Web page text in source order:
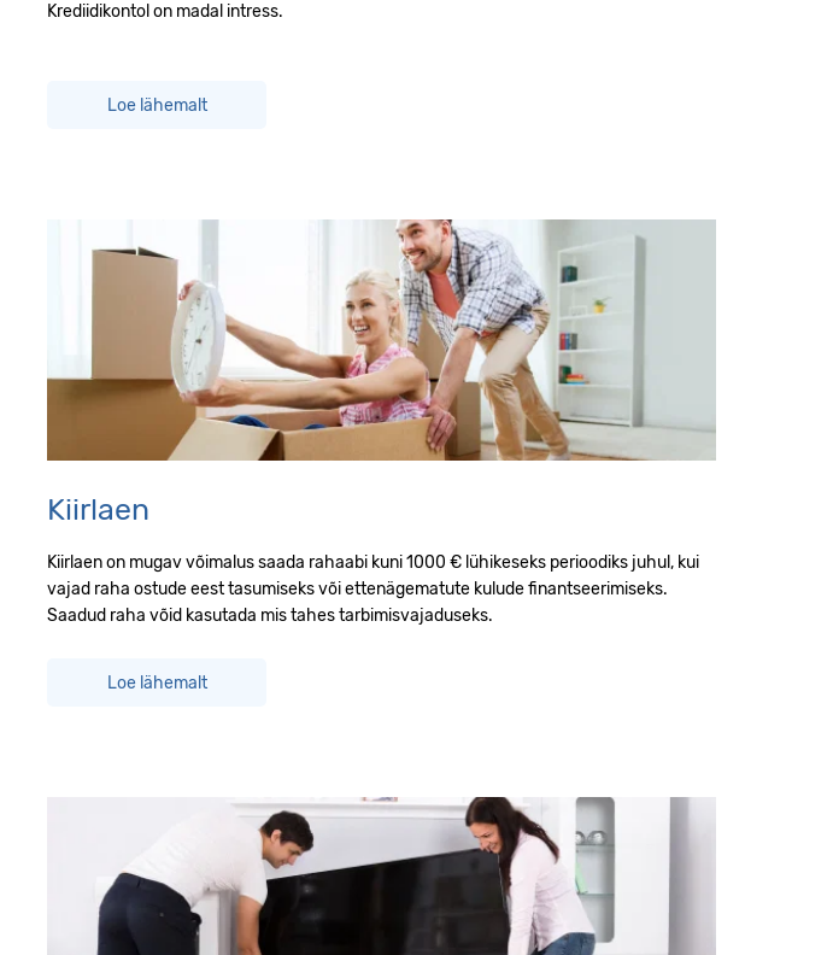
Krediidikontol on madal intress.
Loe lähemalt
Kiirlaen
Kiirlaen on mugav võimalus saada rahaabi kuni 1000 € lühikeseks perioodiks juhul, kui
vajad raha ostude eest tasumiseks või ettenägematute kulude finantseerimiseks.
Saadud raha võid kasutada mis tahes tarbimisvajaduseks.
Loe lähemalt